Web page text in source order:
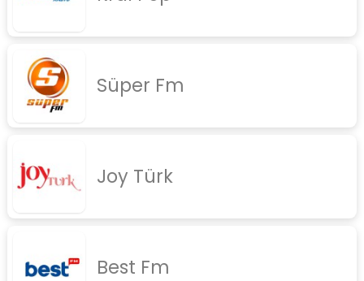
jazz
rap
diger
Gizlilik Politikası
Süper Fm
Joy Türk
Best Fm